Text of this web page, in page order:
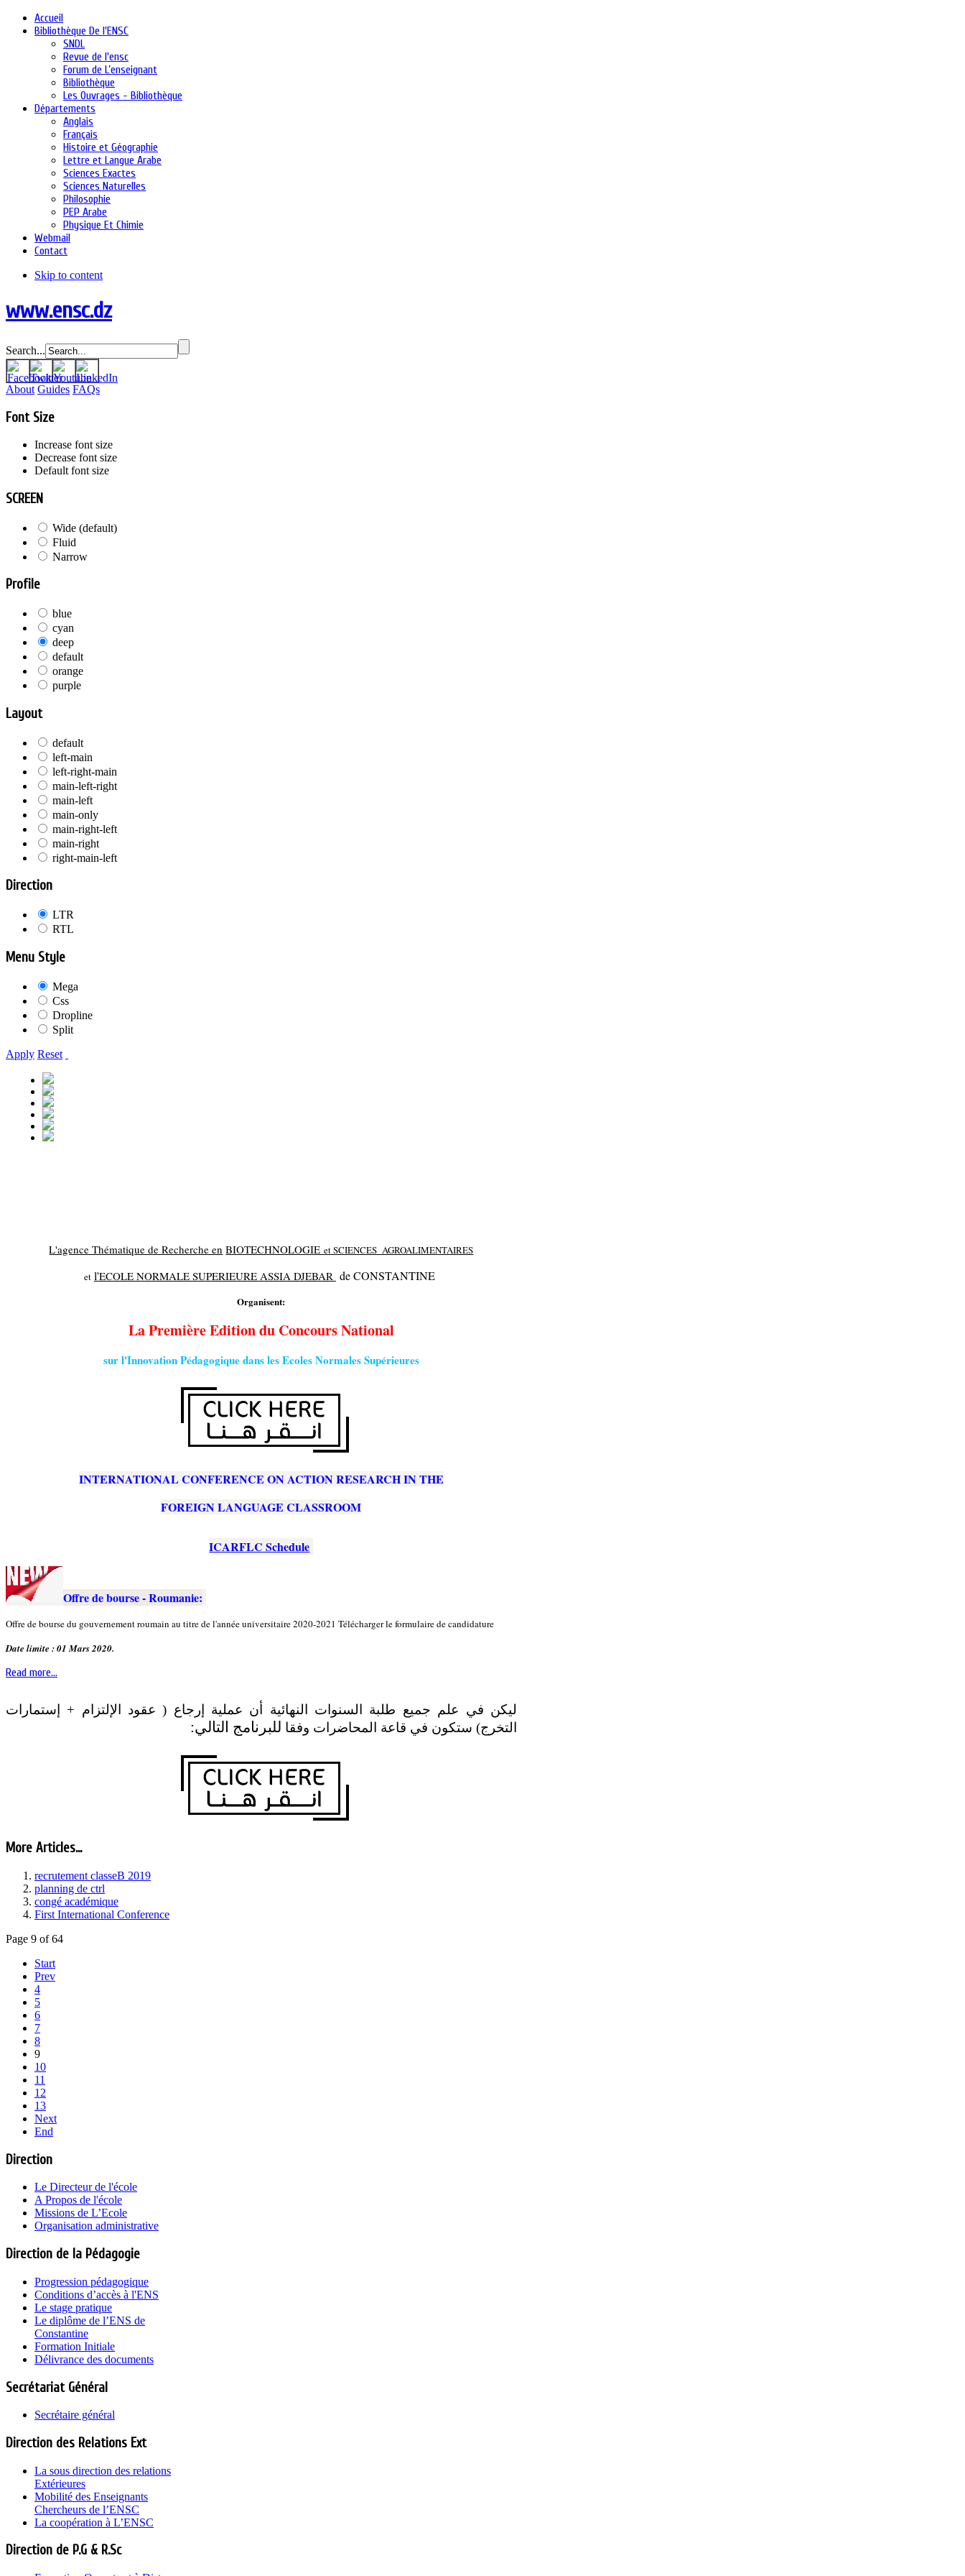
Accueil
Bibliothèque De l'ENSC
SNDL
Revue de l'ensc
Forum de L’enseignant
Bibliothèque
Les Ouvrages - Bibliothèque
Départements
Anglais
Français
Histoire et Géographie
Lettre et Langue Arabe
Sciences Exactes
Sciences Naturelles
Philosophie
PEP Arabe
Physique Et Chimie
Webmail
Contact
Skip to content
www.ensc.dz
Search...
About Guides FAQs
Font Size
Increase font size
Decrease font size
Default font size
SCREEN
Wide (default)
Fluid
Narrow
Profile
blue
cyan
deep
default
orange
purple
Layout
default
left-main
left-right-main
main-left-right
main-left
main-only
main-right-left
main-right
right-main-left
Direction
LTR
RTL
Menu Style
Mega
Css
Dropline
Split
Apply Reset
L'agence Thématique de Recherche en BIOTECHNOLOGIEet SCIENCES AGROALIMENTAIRES
et l'ECOLE NORMALE SUPERIEURE ASSIA DJEBAR de CONSTANTINE
Organisent:
La Première Edition du Concours National
sur l'Innovation Pédagogique dans les Ecoles Normales Supérieures
INTERNATIONAL CONFERENCE ON ACTION RESEARCH IN THE
FOREIGN LANGUAGE CLASSROOM
ICARFLC Schedule
Offre de bourse - Roumanie:
Offre de bourse du gouvernement roumain au titre de l'année universitaire 2020-2021 Télécharger le formulaire de candidature
Date limite : 01 Mars 2020.
Read more...
ليكن في علم جميع طلبة السنوات النهائية أن عملية إرجاع ( عقود الإلتزام + إستمارات
التخرج) ستكون في قاعة المحاضرات وفقا للبرنامج التالي:
More Articles...
recrutement classeB 2019
planning de ctrl
congé académique
First International Conference
Page 9 of 64
Start
Prev
4
5
6
7
8
9
10
11
12
13
Next
End
Direction
Le Directeur de l'école
A Propos de l'école
Missions de L’Ecole
Organisation administrative
Direction de la Pédagogie
Progression pédagogique
Conditions d’accès à l'ENS
Le stage pratique
Le diplôme de l’ENS de
Constantine
Formation Initiale
Délivrance des documents
Secrétariat Général
Secrétaire général
Direction des Relations Ext
La sous direction des relations
Extérieures
Mobilité des Enseignants
Chercheurs de l’ENSC
La coopération à L’ENSC
Direction de P.G & R.Sc